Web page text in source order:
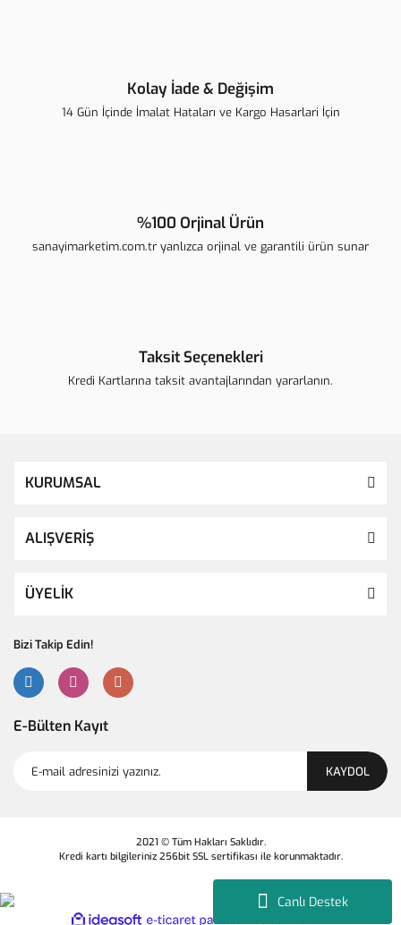
Canlı Destek
Kolay İade & Değişim
14 Gün İçinde İmalat Hataları ve Kargo Hasarlari İçin
%100 Orjinal Ürün
sanayimarketim.com.tr yanlızca orjinal ve garantili ürün sunar
Taksit Seçenekleri
Kredi Kartlarına taksit avantajlarından yararlanın.
KURUMSAL
ALIŞVERİŞ
ÜYELİK
Bizi Takip Edin!
E-Bülten Kayıt
KAYDOL
2021 © Tüm Hakları Saklıdır.
Kredi kartı bilgileriniz 256bit SSL sertifikası ile korunmaktadır.
ideasoft